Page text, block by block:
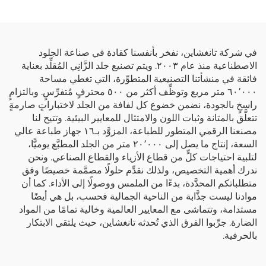
في شركة تانغشاين، نفخر بأنفسنا كقادة في صناعة الجلود
الاصطناعية منذ عام ٢٠٠٣. ويتم تصنيع جلد الزَّانِي المُقلِّد بعناية
فائقة في منشأتنا التصنيعية المتطوِّرة، التي تغطي مساحة
٦٠٬٠٠٠ متر مربع وتوظِّف أكثر من ٥٠٠ محترفٍ مُتفرِّسٍ. وبالتزامٍ
راسخٍ بالجودة، نضمن خضوع كل لفافة من الجلد لاختباراتٍ صارمةٍ
تتعلَّق بالمتانة وثبات اللون والامتثال للمعايير البيئية. وتتيح لنا
مصنعنا الرقمي المتطور للطباعة، المزوَّد بـ١٦ جهاز طباعة عالي
السعة، إنتاج ما يصل إلى ٢٠٬٠٠٠ متر من الجلد المطبَّع يوميًّا،
لتلبية احتياجات كلٍّ من قطاع الأزياء والقطاع الصناعي. ونحن
ندرك أهمية التخصيص، ولذلك نقدِّم حلولًا مصمَّمة خصيصًا وفق
متطلباتكم المحدَّدة، بدءًا من الملمس ووصولًا إلى الأداء. كما أن
موادنا ليست جذَّابة من الناحية الجمالية فحسب، بل هي أيضًا
مستدامة، وتتماشى مع المعايير العالمية وخالية تمامًا من المواد
الضارة. جرِّبوا الفرق الذي تُحدثه تانغشاين، حيث يلتقي الابتكار
بالحرفية.